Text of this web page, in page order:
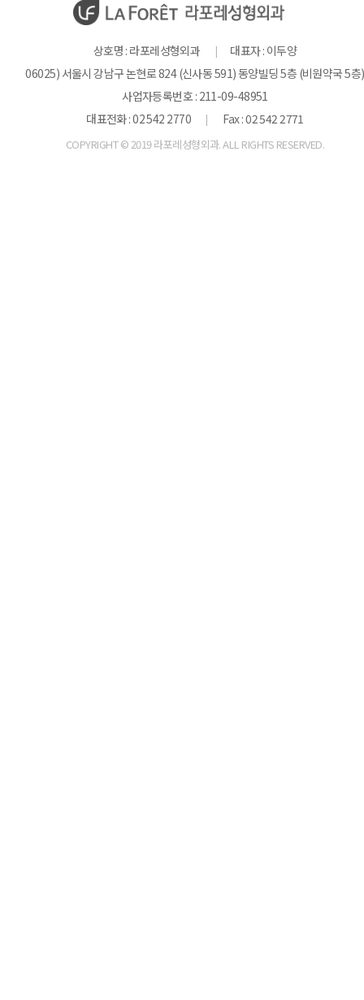
상호명 : 라포레성형외과 |
대표자 : 이두양
06025) 서울시 강남구 논현로 824 (신사동 591) 동양빌딩 5층 (비원약국 5층)
사업자등록번호 : 211-09-48951
대표전화 : 02 542 2770
| Fax : 02 542 2771
COPYRIGHT © 2019 라포레성형외과. ALL RIGHTS RESERVED.